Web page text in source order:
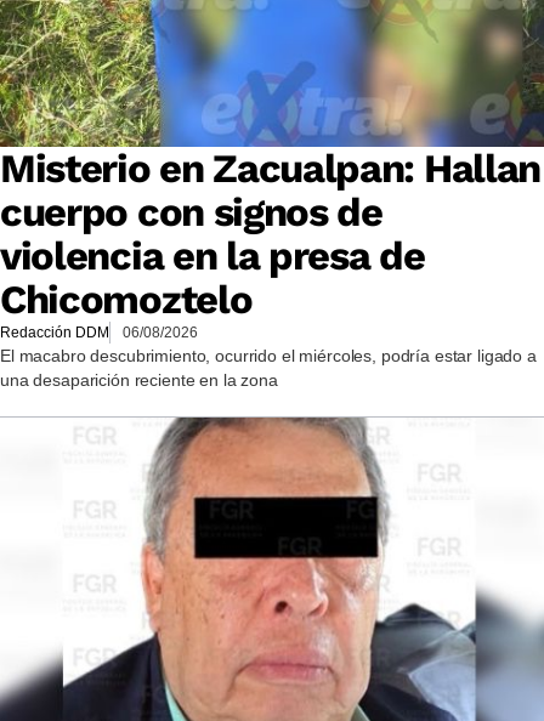
Misterio en Zacualpan: Hallan
cuerpo con signos de
violencia en la presa de
Chicomoztelo
Redacción DDM 06/08/2026
El macabro descubrimiento, ocurrido el miércoles, podría estar ligado a
una desaparición reciente en la zona